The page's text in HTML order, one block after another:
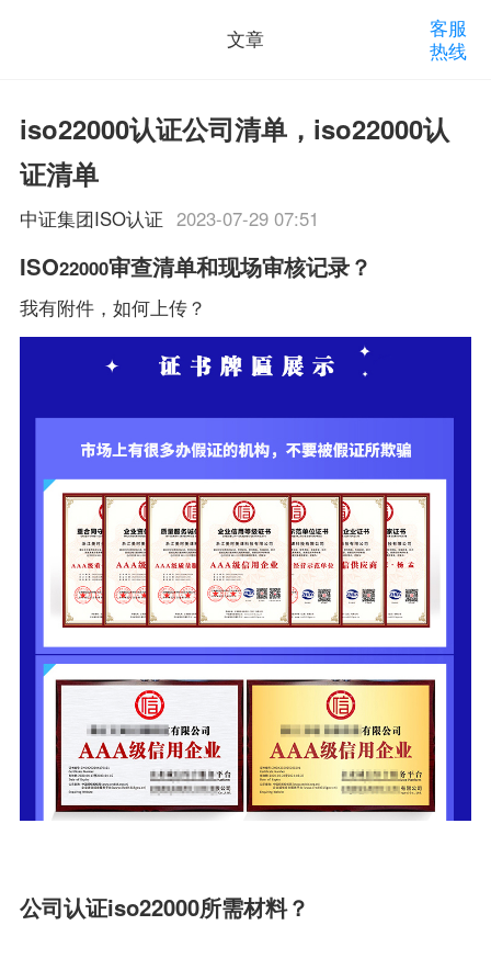
文章
客服
热线
iso22000认证公司清单，iso22000认
证清单
中证集团ISO认证 2023-07-29 07:51
ISO22000审查清单和现场审核记录？
我有附件，如何上传？
公司认证iso22000所需材料？